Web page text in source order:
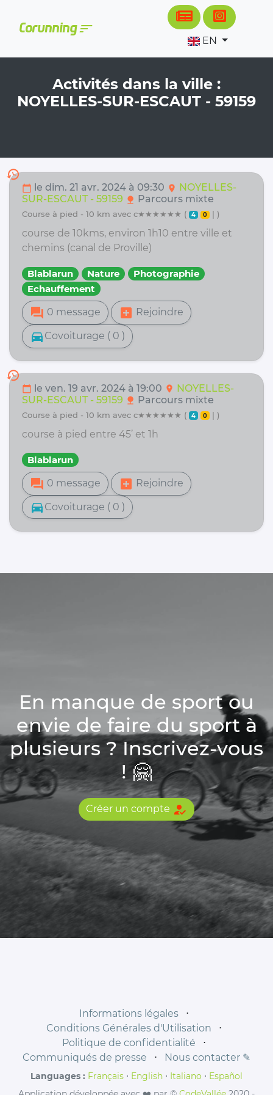
Corunningsort
EN
Activités dans la ville :
NOYELLES-SUR-ESCAUT - 59159
history
calendar_today le dim. 21 avr. 2024 à 09:30 location_on NOYELLES-
SUR-ESCAUT - 59159 nature Parcours mixte
course à pied - 10 km avec c★★★★★★ ( 4 0 | )
course de 10kms, environ 1h10 entre ville et
chemins (canal de Proville)
Blablarun Nature
Photographie
Echauffement
forum 0 message add_box Rejoindre
directions_car Covoiturage ( 0 )
history
calendar_today le ven. 19 avr. 2024 à 19:00 location_on NOYELLES-
SUR-ESCAUT - 59159 nature Parcours mixte
course à pied - 10 km avec c★★★★★★ ( 4 0 | )
course à pied entre 45’ et 1h
Blablarun
forum 0 message add_box Rejoindre
directions_car Covoiturage ( 0 )
En manque de sport ou
envie de faire du sport à
plusieurs ? Inscrivez-vous
! 🤗
Créer un compte how_to_reg
Informations légales
⋅
Conditions Générales d'Utilisation
⋅
Politique de confidentialité
⋅
Communiqués de presse
⋅ Nous contacter ✎
Languages : Français ⋅ English ⋅ Italiano ⋅ Español